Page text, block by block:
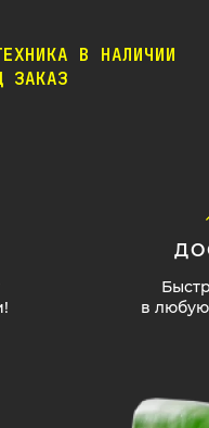
В НАЛИЧИИ
ЗАКАЗ
в любую